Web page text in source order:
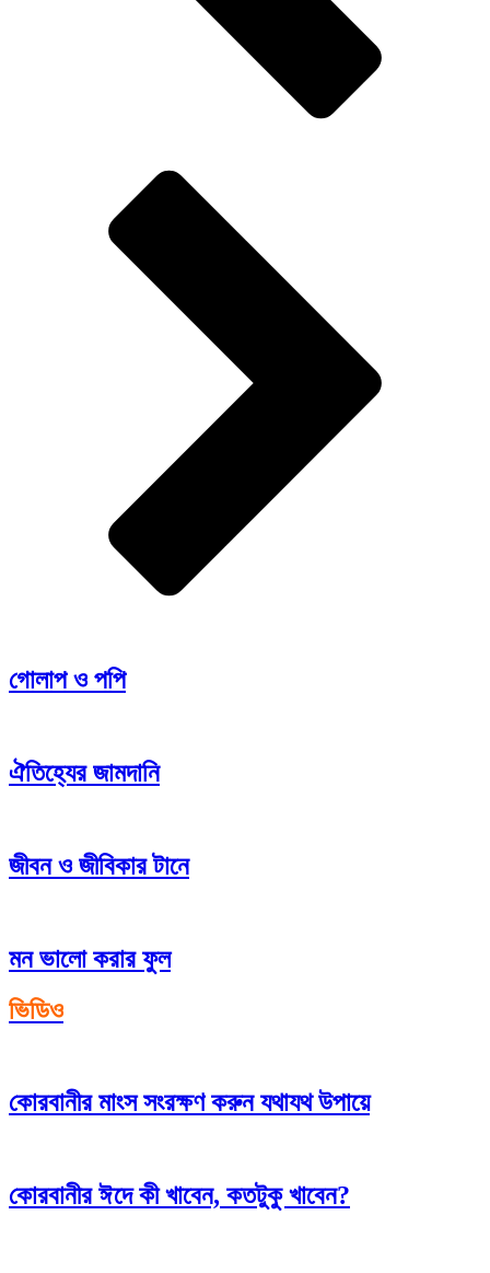
গোলাপ ও পপি
ঐতিহ্যের জামদানি
জীবন ও জীবিকার টানে
মন ভালো করার ফুল
ভিডিও
কোরবানীর মাংস সংরক্ষণ করুন যথাযথ উপায়ে
কোরবানীর ঈদে কী খাবেন, কতটুকু খাবেন?